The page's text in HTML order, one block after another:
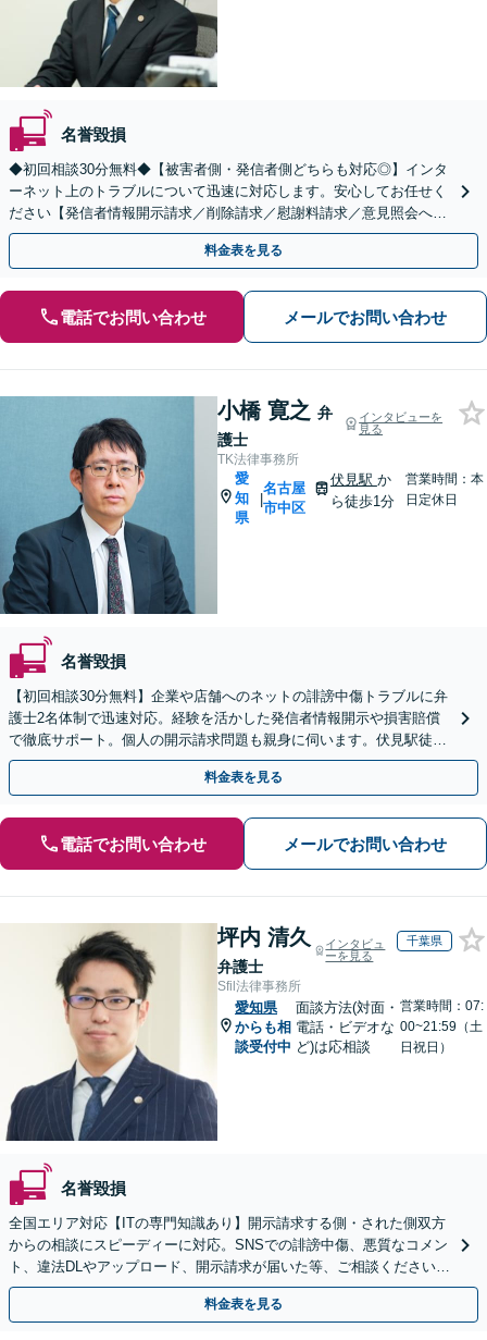
名誉毀損
◆初回相談30分無料◆【被害者側・発信者側どちらも対応◎】インタ
ーネット上のトラブルについて迅速に対応します。安心してお任せく
ださい【発信者情報開示請求／削除請求／慰謝料請求／意見照会への
対応】
料金表を見る
電話でお問い合わせ メールでお問い合わせ
小橋 寛之 弁
護士
インタビューを
見る
TK法律事務所
愛
知
県
|
名古屋
市中区
伏見駅 か
ら徒歩1分
営業時間：本
日定休日
名誉毀損
【初回相談30分無料】企業や店舗へのネットの誹謗中傷トラブルに弁
護士2名体制で迅速対応。経験を活かした発信者情報開示や損害賠償
で徹底サポート。個人の開示請求問題も親身に伺います。伏見駅徒歩
1分、Web相談も可能。
料金表を見る
電話でお問い合わせ メールでお問い合わせ
坪内 清久
弁護士
インタビュ
ーを見る
千葉県
Sfil法律事務所
愛知県
からも相
談受付中
面談方法(対面・
電話・ビデオな
ど)は応相談
営業時間：07:
00~21:59（土
日祝日）
名誉毀損
全国エリア対応【ITの専門知識あり】開示請求する側・された側双方
からの相談にスピーディーに対応。SNSでの誹謗中傷、悪質なコメン
ト、違法DLやアップロード、開示請求が届いた等、ご相談ください
【WEB面談OK&解決実績豊富】【千葉中央駅4分】
料金表を見る